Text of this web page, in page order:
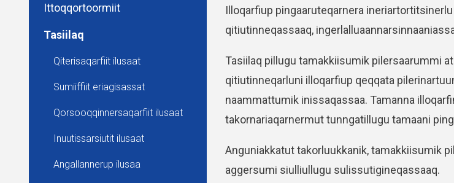
Ittoqqortoormiit
Tasiilaq
Qiterisaqarfiit ilusaat
Sumiiffiit eriagisassat
Qorsooqqinnersaqarfiit ilusaat
Inuutissarsiutit ilusaat
Angallannerup ilusaa
Illoqarfiup pingaaruteqarnera
qitiutinneqassaaq,
Tasiilaq pillugu tamakkiisumik pilersaarummi
qitiutinneqarluni illoqarfiup qeqqata
naammattumik inissaqassaa. Tamanna
takornariaqarnermut tunngatillugu tamaani
Anguniakkatut takorluukkanik, tamakkiisumik
aggersumi siulliullugu sulissutigineqassaaq.